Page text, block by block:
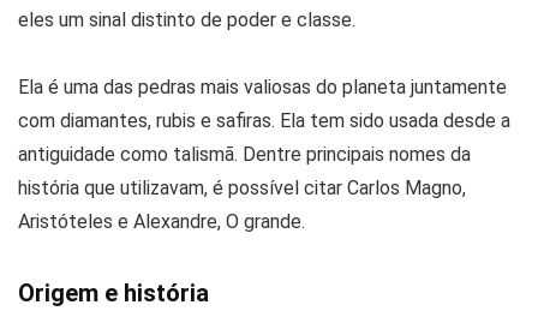
eles um sinal distinto de poder e classe.
Ela é uma das pedras mais valiosas do planeta juntamente
com diamantes, rubis e safiras. Ela tem sido usada desde a
antiguidade como talismã. Dentre principais nomes da
história que utilizavam, é possível citar Carlos Magno,
Aristóteles e Alexandre, O grande.
Origem e história